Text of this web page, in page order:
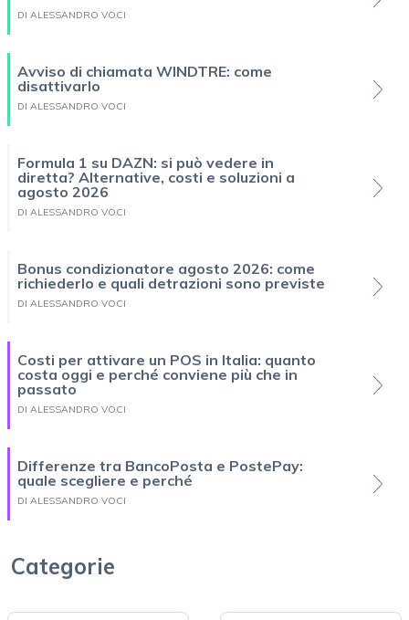
DI ALESSANDRO VOCI
Avviso di chiamata WINDTRE: come
disattivarlo
DI ALESSANDRO VOCI
Formula 1 su DAZN: si può vedere in
diretta? Alternative, costi e soluzioni a
agosto 2026
DI ALESSANDRO VOCI
Bonus condizionatore agosto 2026: come
richiederlo e quali detrazioni sono previste
DI ALESSANDRO VOCI
Costi per attivare un POS in Italia: quanto
costa oggi e perché conviene più che in
passato
DI ALESSANDRO VOCI
Differenze tra BancoPosta e PostePay:
quale scegliere e perché
DI ALESSANDRO VOCI
Categorie